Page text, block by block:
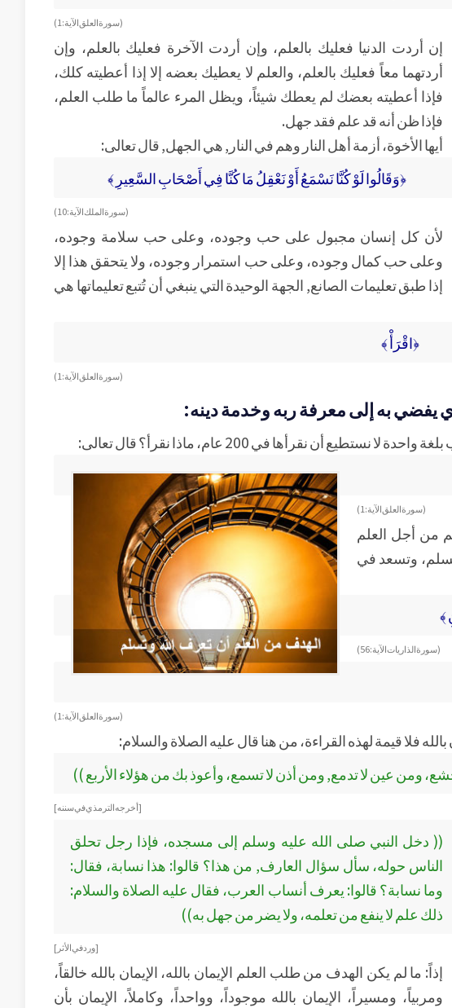
( سورة العلق الآية: 1 )
إن أردت الدنيا فعليك بالعلم، وإن أردت الآخرة فعليك بالعلم، وإن
أردتهما معاً فعليك بالعلم، والعلم لا يعطيك بعضه إلا إذا أعطيته كلك،
فإذا أعطيته بعضك لم يعطك شيئاً، ويظل المرء عالماً ما طلب العلم،
فإذا ظن أنه قد علم فقد جهل.
أيها الأخوة، أزمة أهل النار وهم في النار, هي الجهل, قال تعالى:
﴿وَقَالُوا لَوْ كُنَّا نَسْمَعُ أَوْ نَعْقِلُ مَا كُنَّا فِي أَصْحَابِ السَّعِيرِ ﴾
( سورة الملك الآية: 10 )
لأن كل إنسان مجبول على حب وجوده، وعلى حب سلامة وجوده،
وعلى حب كمال وجوده، وعلى حب استمرار وجوده، ولا يتحقق هذا إلا
إذا طبق تعليمات الصانع, الجهة الوحيدة التي ينبغي أن تُتبع تعليماتها هي
﴿اقْرَأْ ﴾
( سورة العلق الآية: 1 )
يفضي به إلى معرفة ربه وخدمة دينه:
أن نقرأها في 200 عام، ماذا نقرأ؟ قال تعالى:
( سورة العلق الآية: 1 )
من أجل العلم
وتسعد في
﴾
( سورة الذاريات الآية: 56)
( سورة العلق الآية: 1 )
فلا قيمة لهذه القراءة، من هنا قال عليه الصلاة والسلام:
ومن عين لا تدمع, ومن أذن لا تسمع، وأعوذ بك من هؤلاء الأربع ))
[ أخرجه الترمذي في سننه]
(( دخل النبي صلى الله عليه وسلم إلى مسجده، فإذا رجل تحلق
الناس حوله، سأل سؤال العارف, من هذا؟ قالوا: هذا نسابة، فقال:
وما نسابة؟ قالوا: يعرف أنساب العرب، فقال عليه الصلاة والسلام:
ذلك علم لا ينفع من تعلمه، ولا يضر من جهل به))
[ ورد في الأثر]
إذاً: ما لم يكن الهدف من طلب العلم الإيمان بالله، الإيمان بالله خالقاً،
ومربياً، ومسيراً، الإيمان بالله موجوداً، وواحداً، وكاملاً، الإيمان بأن